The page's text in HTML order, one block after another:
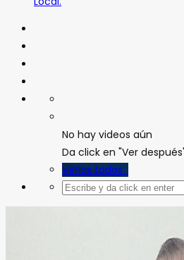
No hay videos aún
Da click en "Ver
Verlos todos